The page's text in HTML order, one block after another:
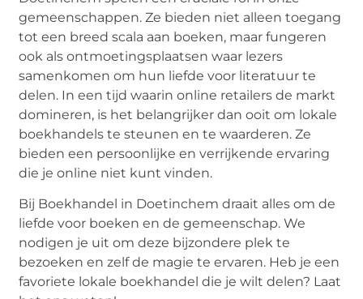
gemeenschappen. Ze bieden niet alleen toegang
tot een breed scala aan boeken, maar fungeren
ook als ontmoetingsplaatsen waar lezers
samenkomen om hun liefde voor literatuur te
delen. In een tijd waarin online retailers de markt
domineren, is het belangrijker dan ooit om lokale
boekhandels te steunen en te waarderen. Ze
bieden een persoonlijke en verrijkende ervaring
die je online niet kunt vinden.
Bij Boekhandel in Doetinchem draait alles om de
liefde voor boeken en de gemeenschap. We
nodigen je uit om deze bijzondere plek te
bezoeken en zelf de magie te ervaren. Heb je een
favoriete lokale boekhandel die je wilt delen? Laat